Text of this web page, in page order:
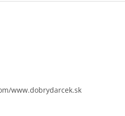
www.dobrydarcek.sk